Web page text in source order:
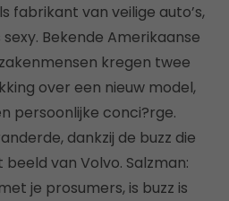
fabrikant van veilige auto’s,
Bekende Amerikaanse
kregen twee
over een nieuw model,
persoonlijke conci?rge.
dankzij de buzz die
van Volvo. Salzman:
je prosumers, is buzz is